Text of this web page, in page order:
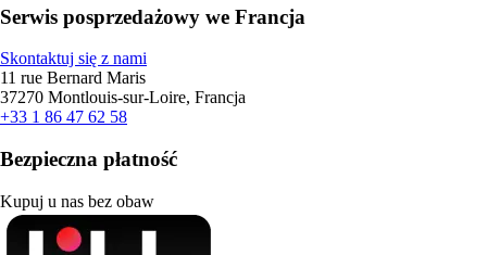
Serwis posprzedażowy we Francja
Skontaktuj się z nami
11 rue Bernard Maris
37270 Montlouis-sur-Loire, Francja
+33 1 86 47 62 58
Bezpieczna płatność
Kupuj u nas bez obaw